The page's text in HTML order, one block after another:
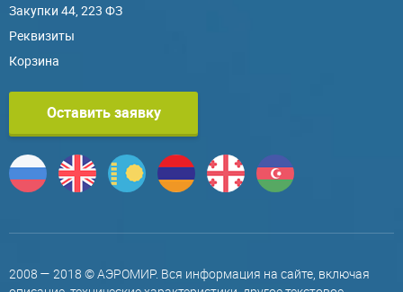
Закупки 44, 223 ФЗ
Реквизиты
Корзина
Оставить заявку
2008 — 2018 © АЭРОМИР. Вся информация на сайте, включая